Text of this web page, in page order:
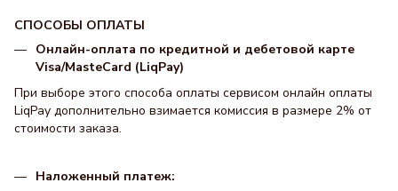
СПОСОБЫ ОПЛАТЫ
Онлайн-оплата по кредитной и дебетовой карте
Visa/MasteCard (LiqPay)
При выборе этого способа оплаты сервисом онлайн оплаты
LiqPay дополнительно взимается комиссия в размере 2% от
стоимости заказа.
Наложенный платеж: